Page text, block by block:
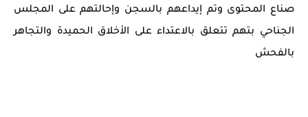
صناع المحتوى وتم إيداعهم بالسجن وإحالتهم على المجلس
الجناحي بتهم تتعلق بالاعتداء على الأخلاق الحميدة والتجاهر
بالفحش